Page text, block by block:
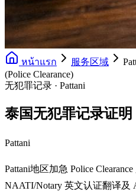
หน้าแรก 服务区域
(Police Clearance)
无犯罪记录 · Pattani
泰国无犯罪记录证明
Pattani
Pattani地区加急 Police
NAATI/Notary 英文认证翻译及